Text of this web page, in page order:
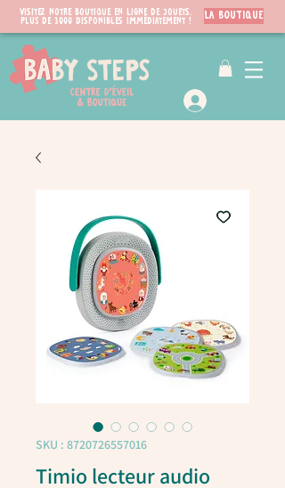
Visitez notre boutique en ligne de jouets.
PLUS de 3000 disponibles immédiatement !
LA BOUTIQUE
SKU : 8720726557016
Timio lecteur audio